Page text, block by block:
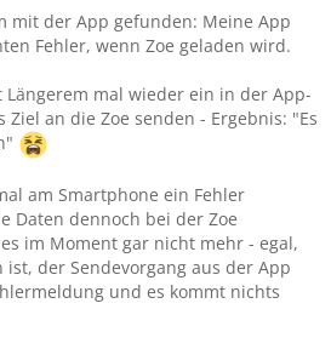
mit der App gefunden: Meine App
Fehler, wenn Zoe geladen wird.
mal wieder ein in der App-
an die Zoe senden - Ergebnis: "Es
am Smartphone ein Fehler
Daten dennoch bei der Zoe
im Moment gar nicht mehr - egal,
der Sendevorgang aus der App
und es kommt nichts